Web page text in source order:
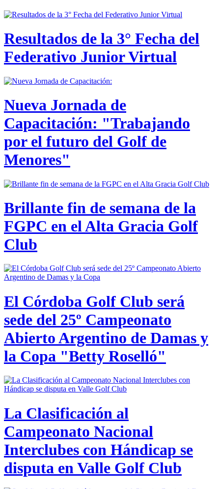
Resultados de la 3° Fecha del
Federativo Junior Virtual
Nueva Jornada de
Capacitación: "Trabajando
por el futuro del Golf de
Menores"
Brillante fin de semana de la
FGPC en el Alta Gracia Golf
Club
El Córdoba Golf Club será
sede del 25º Campeonato
Abierto Argentino de Damas y
la Copa "Betty Roselló"
La Clasificación al
Campeonato Nacional
Interclubes con Hándicap se
disputa en Valle Golf Club